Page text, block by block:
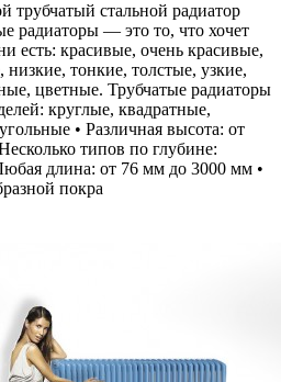
трубчатый стальной радиатор
радиаторы — это то, что хочет
есть: красивые, очень красивые,
низкие, тонкие, толстые, узкие,
цветные. Трубчатые радиаторы
круглые, квадратные,
• Различная высота: от
типов по глубине:
длина: от 76 мм до 3000 мм •
покра